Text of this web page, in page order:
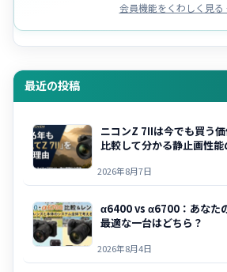
会員機能をくわしく見
最近の投稿
ニコンZ 7IIは今でも買う
比較して分かる静止画性能
2026年8月7日
α6400 vs α6700：あなた
最適な一台はどちら？
2026年8月4日